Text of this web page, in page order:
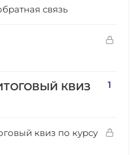
связь
ИТОГОВЫЙ КВИЗ
1
квиз по курсу